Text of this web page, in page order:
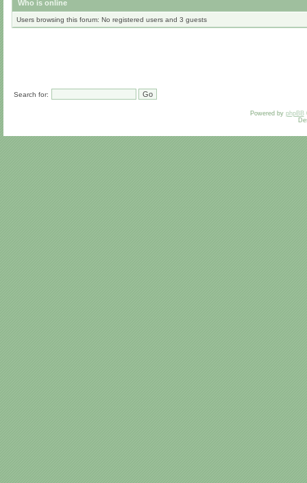
Who is online
Users browsing this forum: No registered users and 3 guests
Search for:
Powered by phpBB